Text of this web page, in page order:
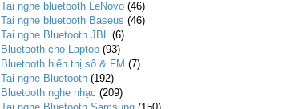
Tai nghe bluetooth LeNovo (46)
Tai nghe bluetooth Baseus (46)
Tai nghe Bluetooth JBL (6)
Bluetooth cho Laptop (93)
Bluetooth hiển thị số & FM (7)
Tai nghe Bluetooth (192)
Bluetooth nghe nhạc (209)